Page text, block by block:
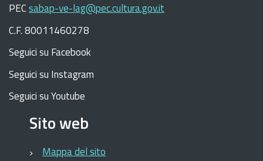
PECsabap-ve-lag@pec.cultura.gov.it
C.F. 80011460278
Seguici su Facebook
Seguici su Instagram
Seguici su Youtube
Sito web
Mappa del sito